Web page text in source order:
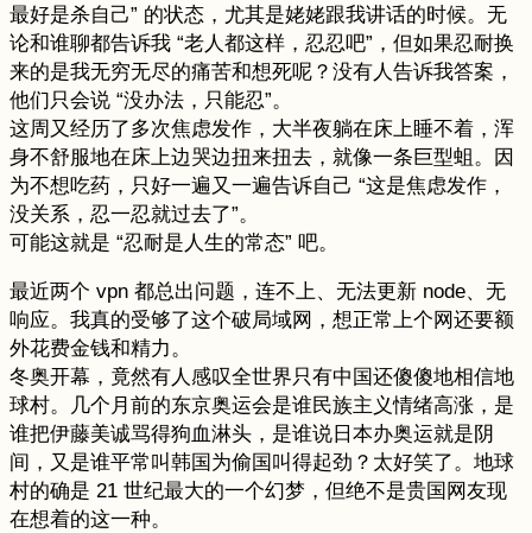
最好是杀自己” 的状态，尤其是姥姥跟我讲话的时候。无
论和谁聊都告诉我 “老人都这样，忍忍吧”，但如果忍耐换
来的是我无穷无尽的痛苦和想死呢？没有人告诉我答案，
他们只会说 “没办法，只能忍”。
这周又经历了多次焦虑发作，大半夜躺在床上睡不着，浑
身不舒服地在床上边哭边扭来扭去，就像一条巨型蛆。因
为不想吃药，只好一遍又一遍告诉自己 “这是焦虑发作，
没关系，忍一忍就过去了”。
可能这就是 “忍耐是人生的常态” 吧。
最近两个 vpn 都总出问题，连不上、无法更新 node、无
响应。我真的受够了这个破局域网，想正常上个网还要额
外花费金钱和精力。
冬奥开幕，竟然有人感叹全世界只有中国还傻傻地相信地
球村。几个月前的东京奥运会是谁民族主义情绪高涨，是
谁把伊藤美诚骂得狗血淋头，是谁说日本办奥运就是阴
间，又是谁平常叫韩国为偷国叫得起劲？太好笑了。地球
村的确是 21 世纪最大的一个幻梦，但绝不是贵国网友现
在想着的这一种。